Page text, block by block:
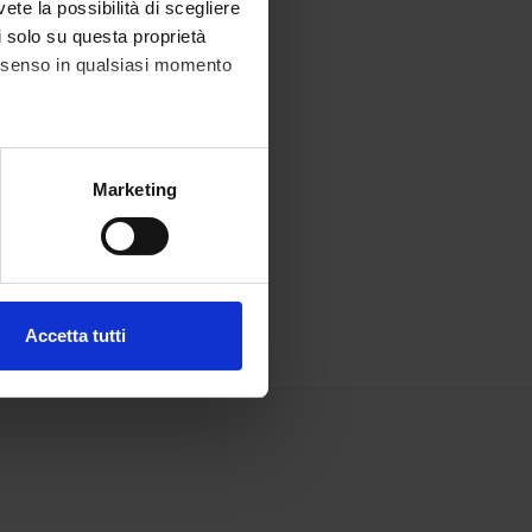
la possibilità di scegliere
su questa proprietà
in qualsiasi momento
metro,Marketing
Accetta tutti